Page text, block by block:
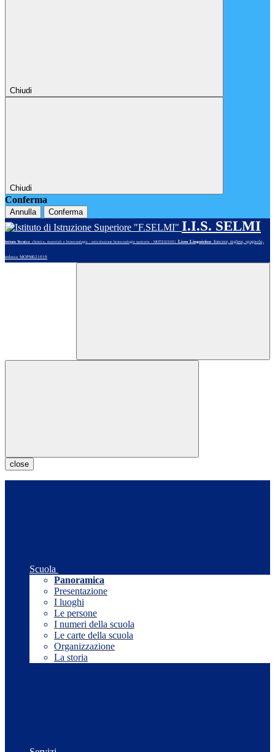
Chiudi
Chiudi
Conferma
Annulla Conferma
I.I.S. SELMI
Istituto Tecnico: chimica, materiali e biotecnologie - articolazione biotecnologie sanitarie - MOTE02101G Liceo Linguistico: francese, inglese, spagnolo,
tedesco MOPM021019
close
Scuola
Panoramica
Presentazione
I luoghi
Le persone
I numeri della scuola
Le carte della scuola
Organizzazione
La storia